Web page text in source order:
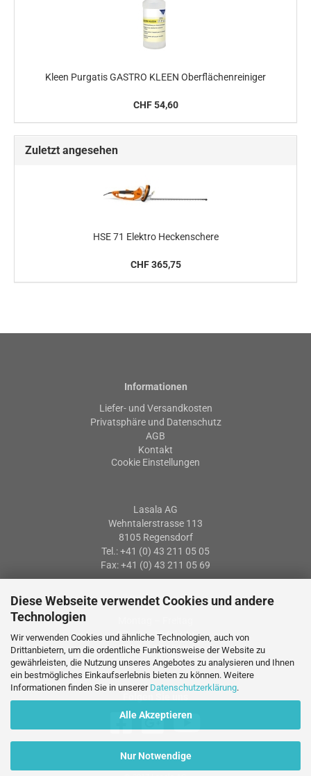
Diese Webseite verwendet Cookies und andere
Technologien
Wir verwenden Cookies und ähnliche Technologien, auch von
Drittanbietern, um die ordentliche Funktionsweise der Website zu
gewährleisten, die Nutzung unseres Angebotes zu analysieren und Ihnen
ein bestmögliches Einkaufserlebnis bieten zu können. Weitere
Informationen finden Sie in unserer Datenschutzerklärung.
Alle Akzeptieren
Nur Notwendige
Kleen Purgatis GASTRO KLEEN Oberflächenreiniger
CHF 54,60
Zuletzt angesehen
HSE 71 Elektro Heckenschere
CHF 365,75
Informationen
Liefer- und Versandkosten
Privatsphäre und Datenschutz
AGB
Kontakt
Cookie Einstellungen
Lasala AG
Wehntalerstrasse 113
8105 Regensdorf
Tel.: +41 (0) 43 211 05 05
Fax: +41 (0) 43 211 05 69
Öffnungszeiten
07: 30 – 12:00 Uhr
13:15 – 17:15 Uhr